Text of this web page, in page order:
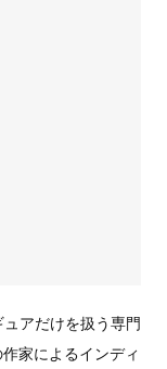
アだけを扱う専門
家によるインディ